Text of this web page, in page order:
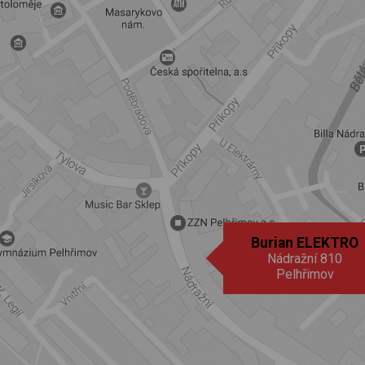
Burian ELEKTRO
Nádražní 810
Pelhřimov